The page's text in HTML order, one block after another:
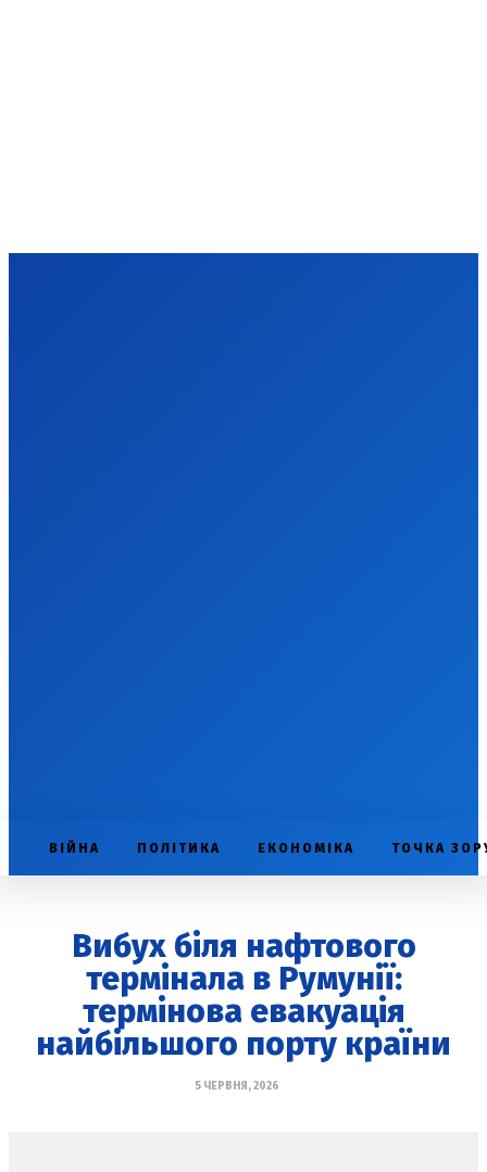
ВІЙНА ПОЛІТИКА ЕКОНОМІКА ТОЧКА
Вибух біля нафтового
термінала в Румунії:
термінова евакуація
найбільшого порту країни
5 ЧЕРВНЯ, 2026